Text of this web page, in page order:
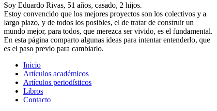
Soy Eduardo Rivas, 51 años, casado, 2 hijos.
Estoy convencido que los mejores proyectos son los colectivos y a
largo plazo, y de todos los posibles, el de tratar de construir un
mundo mejor, para todos, que merezca ser vivido, es el fundamental.
En esta página comparto algunas ideas para intentar entenderlo, que
es el paso previo para cambiarlo.
Inicio
Artículos académicos
Artículos periodísticos
Libros
Contacto